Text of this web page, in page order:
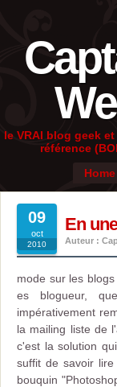
le VRAI blog geek
référence
Home
09
oct
2010
En
Auteur :
mode sur les
es blogueur,
impérativement
la mailing liste de
c'est la solution
suffit de savoir
bouquin